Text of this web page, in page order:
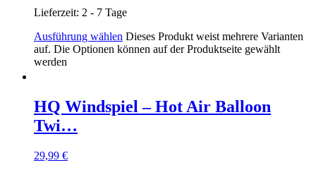
Lieferzeit: 2 - 7 Tage
Ausführung wählen Dieses Produkt weist mehrere Varianten
auf. Die Optionen können auf der Produktseite gewählt
werden
HQ Windspiel – Hot Air Balloon
Twi…
29,99 €